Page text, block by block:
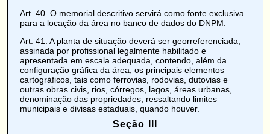
Art. 40. O memorial descritivo servirá como fonte exclusiva
para a locação da área no banco de dados do DNPM.
Art. 41
. A planta de situação deverá ser georreferenciada,
assinada por profissional legalmente habilitado e
apresentada em escala adequada, contendo, além da
configuração gráfica da área, os principais elementos
cartográficos, tais como ferrovias, rodovias, dutovias e
outras obras civis, rios, córregos, lagos, áreas urbanas,
denominação das propriedades, ressaltando limites
municipais e divisas estaduais, quando houver.
Seção III